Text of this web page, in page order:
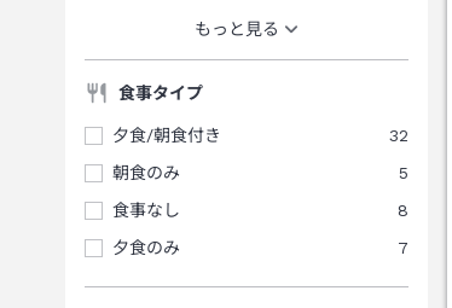
もっと見る
食事タイプ
夕食/朝食付き
32
朝食のみ
5
食事なし
8
夕食のみ
7